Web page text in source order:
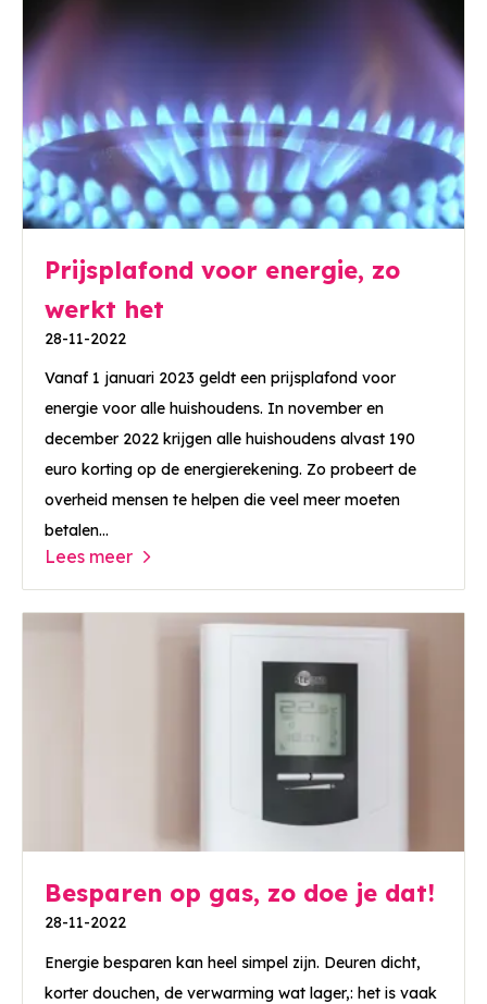
Prijsplafond voor energie, zo
werkt het
28-11-2022
Vanaf 1 januari 2023 geldt een prijsplafond voor
energie voor alle huishoudens. In november en
december 2022 krijgen alle huishoudens alvast 190
euro korting op de energierekening. Zo probeert de
overheid mensen te helpen die veel meer moeten
betalen...
Lees meer
Besparen op gas, zo doe je dat!
28-11-2022
Energie besparen kan heel simpel zijn. Deuren dicht,
korter douchen, de verwarming wat lager,: het is vaak